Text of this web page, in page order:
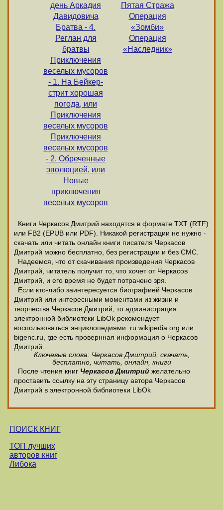
день Аркадия
Давидовича
Братва - 4.
Реглан для
братвы
Приключения
веселых мусоров
- 1. На Бейкер-
стрит хорошая
погода, или
Приключения
веселых мусоров
Приключения
веселых мусоров
- 2. Обреченные
эволюцией, или
Новые
приключения
веселых мусоров
Пятая Стража
Операция
«Зомби»
Операция
«Наследник»
Книги Черкасов Дмитрий находятся в формате ТХТ (RTF)
или FB2 (EPUB или PDF). Никакой регистрации не нужно -
скачать или читать онлайн книги писателя Черкасов
Дмитрий можно бесплатно, без регистрации и без СМС.
Надеемся, что от скачивания произведения Черкасов
Дмитрий, читатель получит то, что хочет от Черкасов
Дмитрий, и его время не будет потрачено зря.
Если кто-либо заинтересуется биографией Черкасов
Дмитрий или интересными моментами из жизни и
творчества Черкасов Дмитрий, то администрация
электронной библиотеки LibOk рекомендует
воспользоваться энциклопедиями: ru.wikipedia.org или
bigenc.ru, где есть провернная информация о Черкасов
Дмитрий.
Ключевые слова: Черкасов Дмитрий, скачать,
бесплатно, читать, онлайн, книги
После чтения книг Черкасов Дмитрий желательно
проставить ссылку на эту страницу автора Черкасов
Дмитрий в электронной библиотеки LibOk
ПОИСК КНИГ
ТОП лучших
авторов книг
Либока